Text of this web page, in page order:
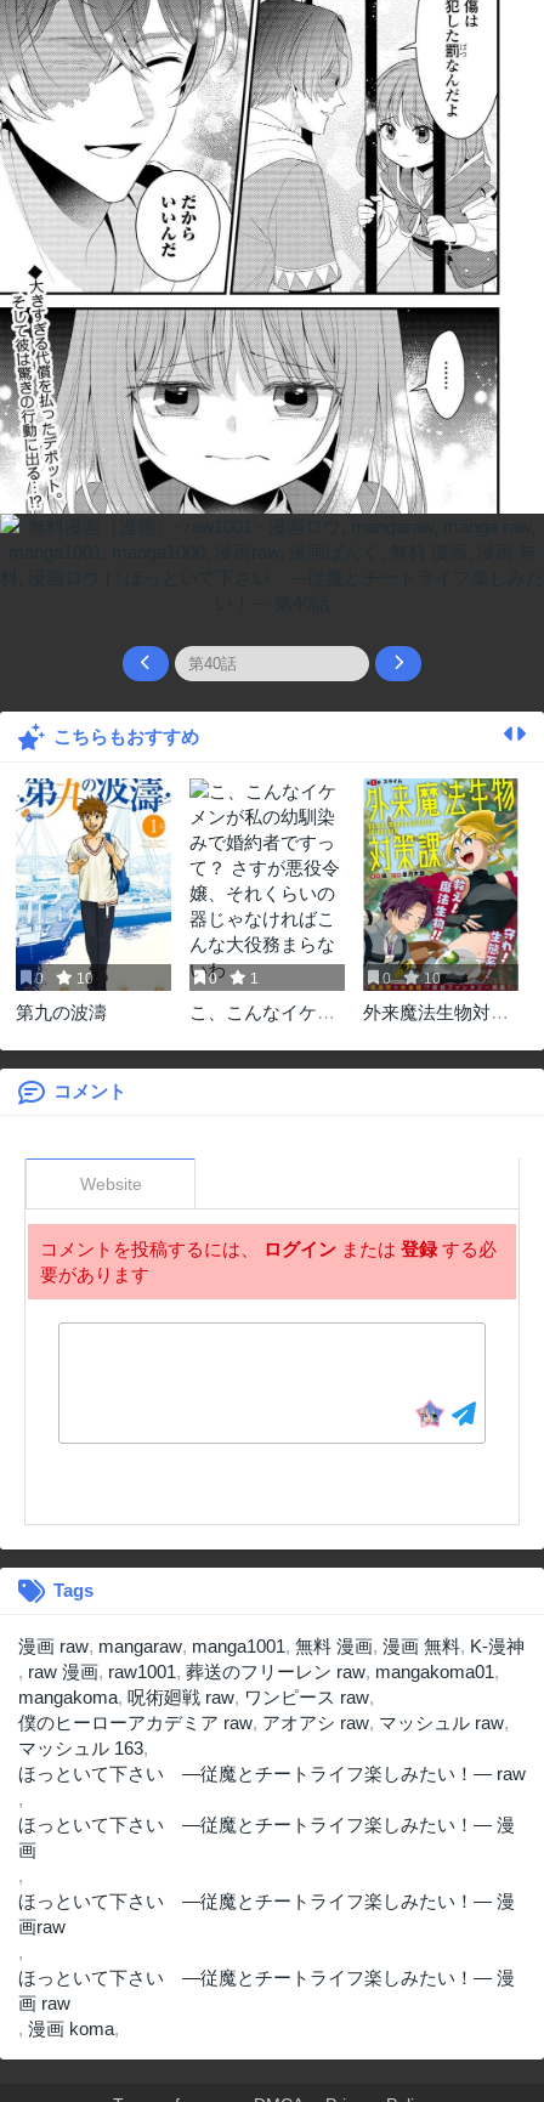
こちらもおすすめ
0 10
第九の波濤
0 1
こ、こんなイケメ
んな大役務まらな
0 10
外来魔法生物対策
コメント
Website
コメントを投稿するには、 ログイン または 登録する必
要があります
Tags
漫画 raw, mangaraw, manga1001, 無料 漫画, 漫画 無料, K-漫神
, raw 漫画, raw1001, 葬送のフリーレン raw, mangakoma01,
mangakoma, 呪術廻戦 raw, ワンピース raw,
僕のヒーローアカデミア raw, アオアシ raw, マッシュル raw,
マッシュル 163,
ほっといて下さい ―従魔とチートライフ楽しみたい！― raw
,
ほっといて下さい ―従魔とチートライフ楽しみたい！― 漫
画
,
ほっといて下さい ―従魔とチートライフ楽しみたい！― 漫
画raw
,
ほっといて下さい ―従魔とチートライフ楽しみたい！― 漫
画 raw
, 漫画 koma,